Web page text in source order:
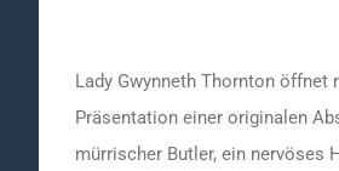
Lady Gwynneth Thornton öffnet
Präsentation einer originalen
mürrischer Butler, ein nervöses